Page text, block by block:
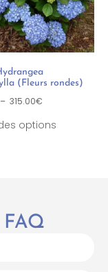
(Fleurs rondes)
– 315.00€
options